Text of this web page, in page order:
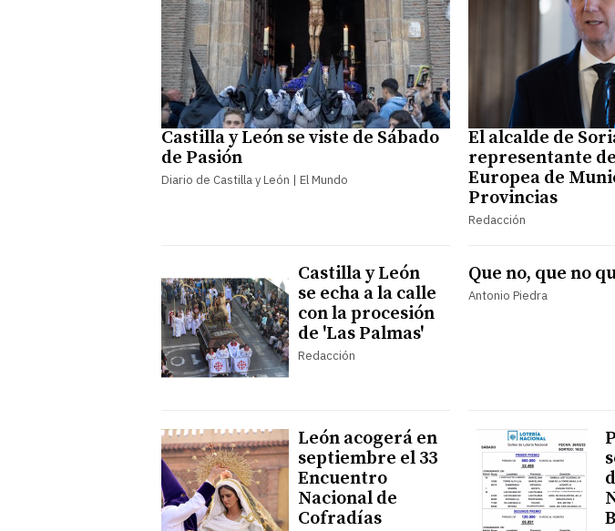
Castilla y León se viste de Sábado
de Pasión
Diario de Castilla y León | El Mundo
El alcalde de
representante
Europea de
Provincias
Redacción
Castilla y León
se echa a la calle
con la procesión
de 'Las Palmas'
Redacción
Que no, que no
Antonio Piedra
León acogerá en
septiembre el 33
Encuentro
Nacional de
Cofradías